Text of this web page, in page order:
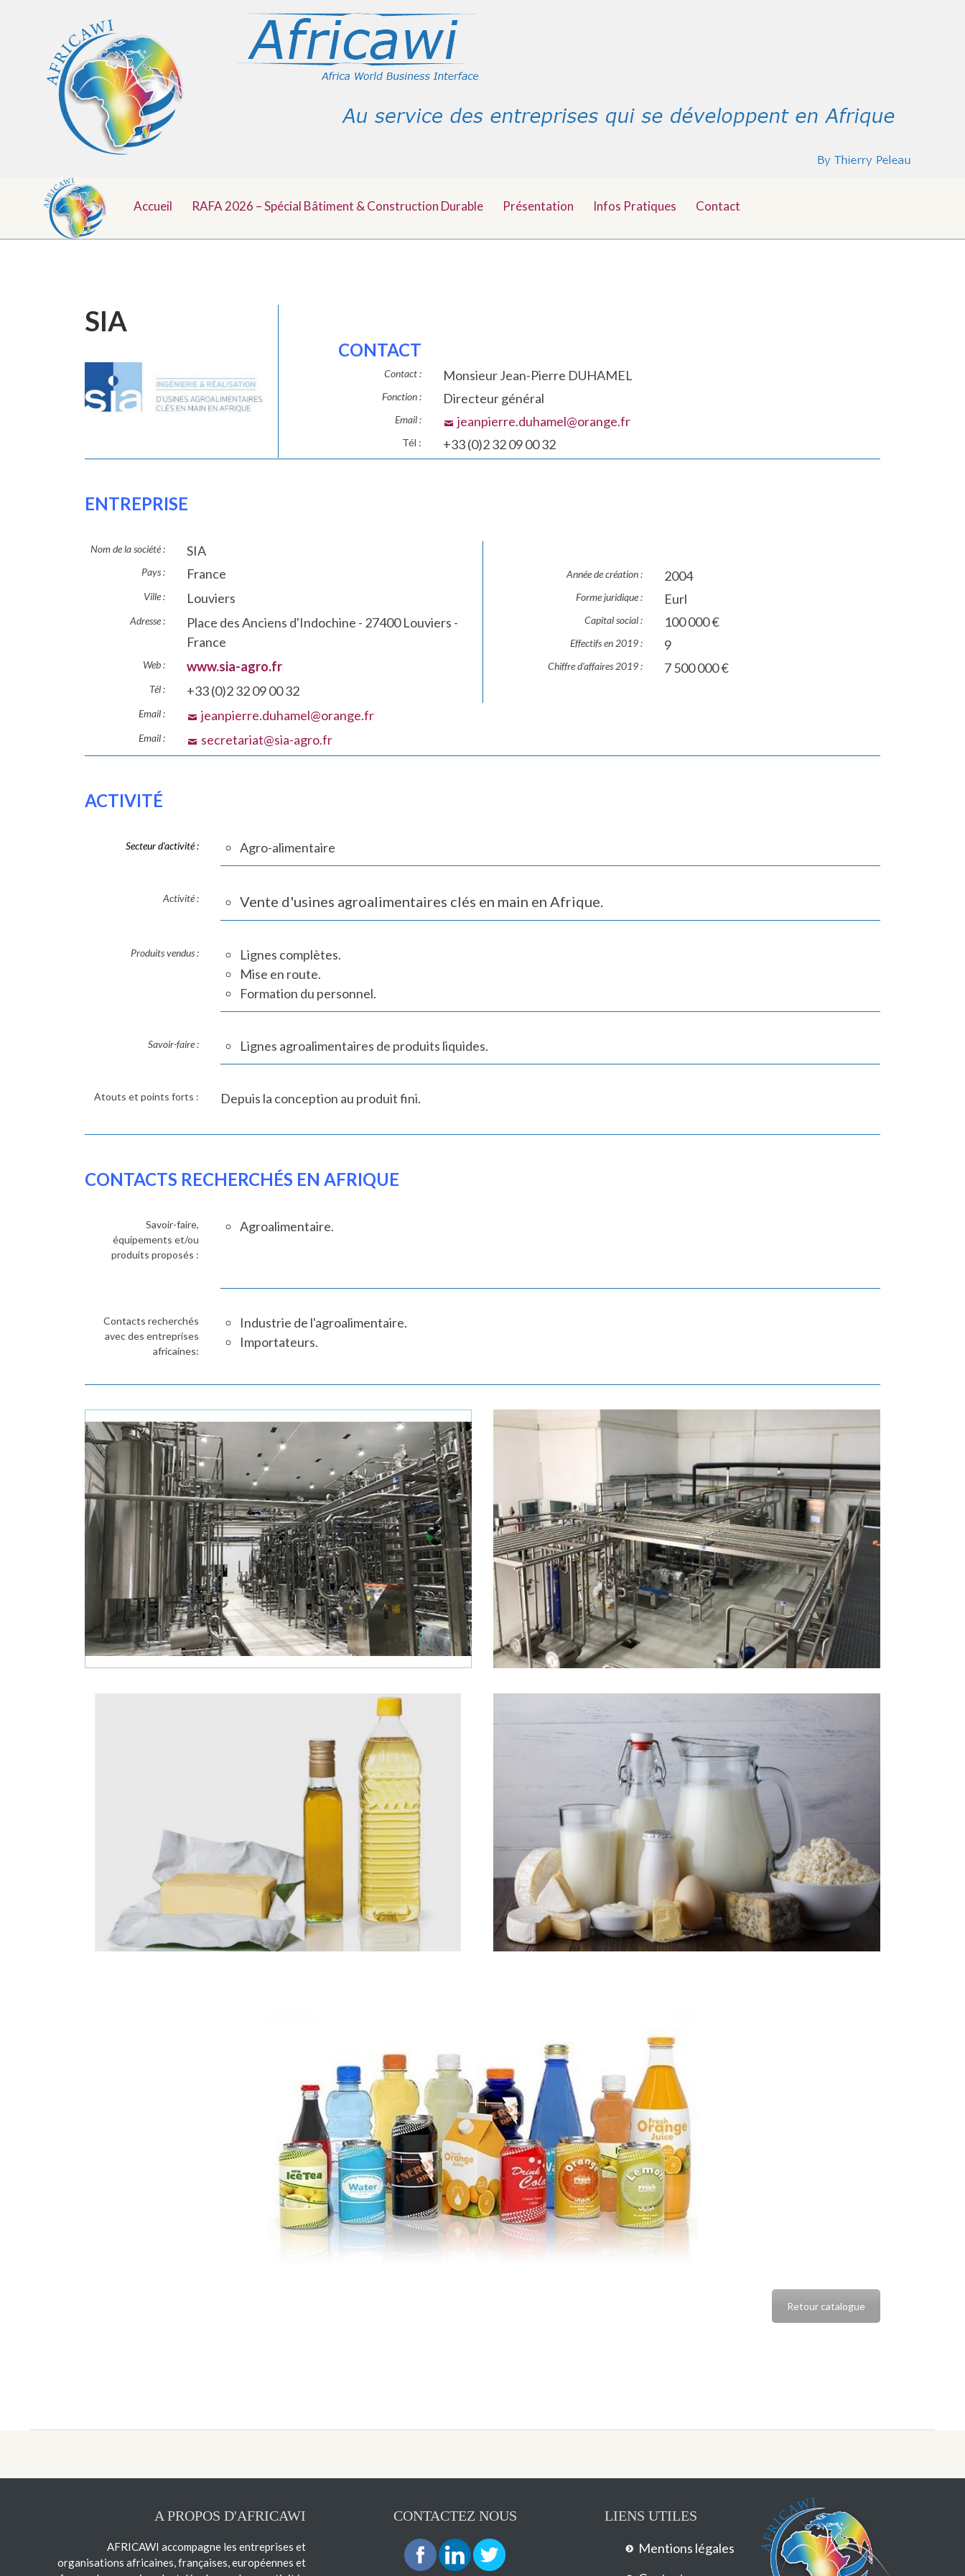
Top
Accueil RAFA 2026 – Spécial Bâtiment & Construction Durable Présentation Infos Pratiques Contact
SIA
CONTACT
Contact : Monsieur Jean-Pierre DUHAMEL
Fonction : Directeur général
Email : jeanpierre.duhamel@orange.fr
Tél : +33 (0)2 32 09 00 32
ENTREPRISE
Nom de la société : SIA
Pays : France
Ville : Louviers
Adresse :
Place des Anciens d'Indochine - 27400 Louviers -
France
Web : www.sia-agro.fr
Tél : +33 (0)2 32 09 00 32
Email : jeanpierre.duhamel@orange.fr
Email : secretariat@sia-agro.fr
Année de création : 2004
Forme juridique : Eurl
Capital social : 100 000 €
Effectifs en 2019 : 9
Chiffre d'affaires 2019 : 7 500 000 €
ACTIVITÉ
Secteur d'activité : Agro-alimentaire
Activité : Vente d'usines agroalimentaires clés en main en Afrique.
Produits vendus :
Lignes complètes.
Mise en route.
Formation du personnel.
Savoir-faire : Lignes agroalimentaires de produits liquides.
Atouts et points forts : Depuis la conception au produit fini.
CONTACTS RECHERCHÉS EN AFRIQUE
Savoir-faire,
équipements et/ou
produits proposés :
Agroalimentaire.
Contacts recherchés
avec des entreprises
africaines:
Industrie de l'agroalimentaire.
Importateurs.
Retour catalogue
A PROPOS D'AFRICAWI
AFRICAWI accompagne les entreprises et
organisations africaines, françaises, européennes et
CONTACTEZ NOUS LIENS UTILES
Mentions légales